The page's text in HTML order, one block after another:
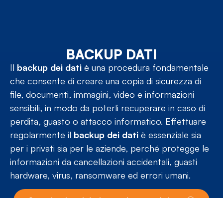
BACKUP DATI
Il backup dei dati è una procedura fondamentale
che consente di creare una copia di sicurezza di
file, documenti, immagini, video e informazioni
sensibili, in modo da poterli recuperare in caso di
perdita, guasto o attacco informatico. Effettuare
regolarmente il backup dei dati è essenziale sia
per i privati sia per le aziende, perché protegge le
informazioni da cancellazioni accidentali, guasti
hardware, virus, ransomware ed errori umani.